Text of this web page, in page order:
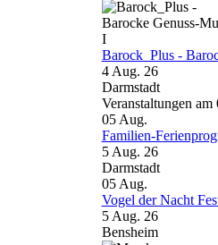
Barock_Plus -
4 Aug. 26
Darmstadt
Veranstaltungen am
05 Aug.
Familien-
5 Aug. 26
Darmstadt
05 Aug.
Vogel der Nacht
5 Aug. 26
Bensheim